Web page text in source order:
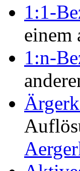
1:1-
einem
1:n-